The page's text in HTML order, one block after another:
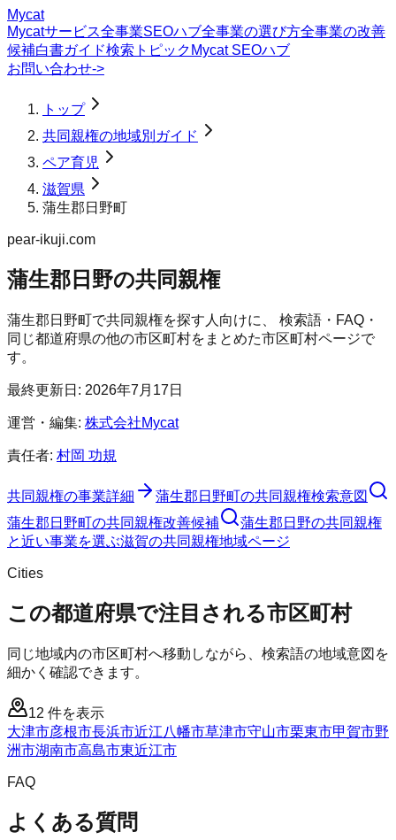
Mycat
Mycatサービス全事業SEOハブ全事業の選び方全事業の改善
候補白書ガイド検索トピック Mycat SEOハブ
お問い合わせ->
トップ
共同親権の地域別ガイド
ペア育児
滋賀県
蒲生郡日野町
pear-ikuji.com
蒲生郡日野の共同親権
蒲生郡日野町で共同親権を探す人向けに、 検索語・FAQ・
同じ都道府県の他の市区町村をまとめた市区町村ページで
す。
最終更新日: 2026年7月17日
運営・編集: 株式会社Mycat
責任者: 村岡 功規
共同親権の事業詳細 蒲生郡日野町の共同親権検索意図
蒲生郡日野町の共同親権改善候補
蒲生郡日野の共同親権
と近い事業を選ぶ滋賀の共同親権地域ページ
Cities
この都道府県で注目される市区町村
同じ地域内の市区町村へ移動しながら、検索語の地域意図を
細かく確認できます。
12 件を表示
大津市彦根市長浜市近江八幡市草津市守山市栗東市甲賀市野
洲市湖南市高島市東近江市
FAQ
よくある質問